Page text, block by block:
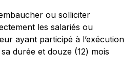
ou solliciter
les salariés ou
ayant participé à l’exécution
durée et douze (12) mois